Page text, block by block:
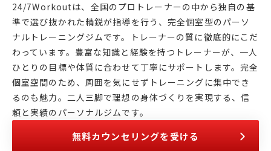
24/7Workoutは、全国のプロトレーナーの中から独自の基
準で選び抜かれた精鋭が指導を行う、完全個室型のパーソ
ナルトレーニングジムです。トレーナーの質に徹底的にこだ
わっています。豊富な知識と経験を持つトレーナーが、一人
ひとりの目標や体質に合わせて丁寧にサポートします。完全
個室空間のため、周囲を気にせずトレーニングに集中でき
るのも魅力。二人三脚で理想の身体づくりを実現する、信
頼と実績のパーソナルジムです。
無料カウンセリングを受ける